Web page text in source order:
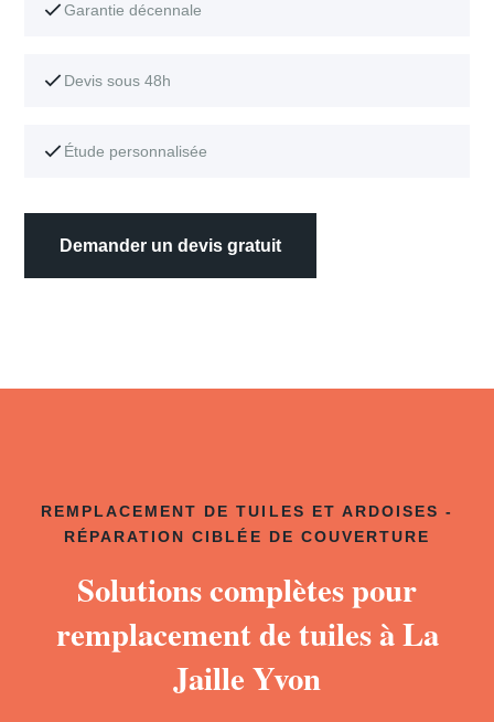
Garantie décennale
Devis sous 48h
Étude personnalisée
Demander un devis gratuit
REMPLACEMENT DE TUILES ET ARDOISES -
RÉPARATION CIBLÉE DE COUVERTURE
Solutions complètes pour
remplacement de tuiles à La
Jaille Yvon